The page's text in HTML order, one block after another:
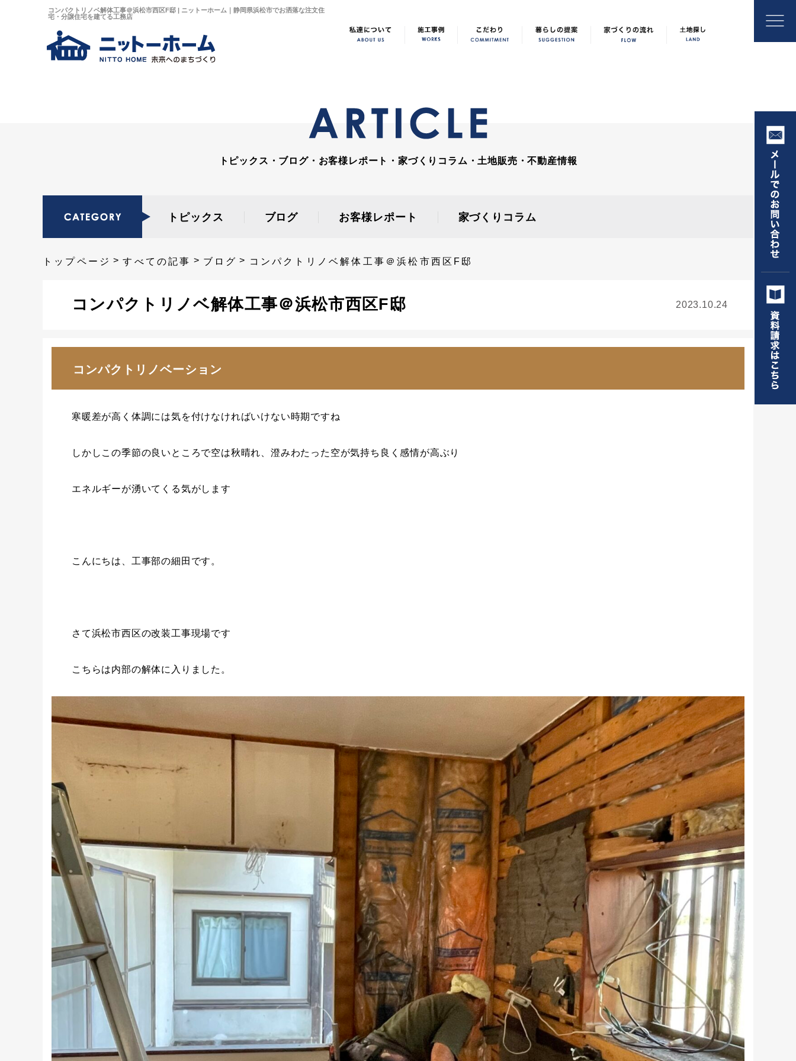
コンパクトリノベ解体工事＠浜松市西区F邸 | ニットーホーム｜静岡県浜松市でお洒落な注文住
宅・分譲住宅を建てる工務店
トピックス・ブログ・お客様レポート・家づくりコラム・土地販売・不動産情報
トピックス ブログ お客様レポート 家づくりコラム
トップページ すべての記事 ブログ コンパクトリノベ解体工事＠浜松市西区F邸
コンパクトリノベ解体工事＠浜松市西区F邸 2023.10.24
コンパクトリノベーション
寒暖差が高く体調には気を付けなければいけない時期ですね
しかしこの季節の良いところで空は秋晴れ、澄みわたった空が気持ち良く感情が高ぶり
エネルギーが湧いてくる気がします
こんにちは、工事部の細田です。
さて浜松市西区の改装工事現場です
こちらは内部の解体に入りました。